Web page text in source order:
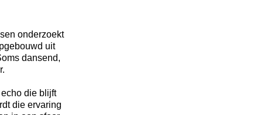
onderzoekt
uit
dansend,
die blijft
die ervaring